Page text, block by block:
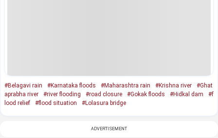
#Belagavi rain #Karnataka floods #Maharashtra rain #Krishna river
#Ghat
aprabha river
#river flooding #road closure #Gokak floods #Hidkal dam
#f
lood relief
#flood situation #Lolasura bridge
ADVERTISEMENT